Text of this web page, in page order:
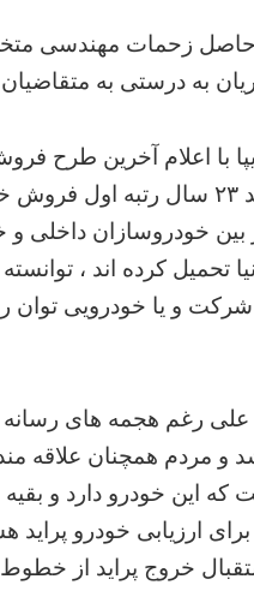
زحمات مهندسی
به درستی به
آغاز می شود اظهار کرد: پراید ۲۳
بین خودروسازان داخلی
تحمیل کرده اند ،
و یا خودرویی توان
رغم هجمه های رسانه ای
مردم همچنان علاقه
این خودرو دارد و بقیه
ارزیابی خودرو پراید
خروج پراید از خطوط